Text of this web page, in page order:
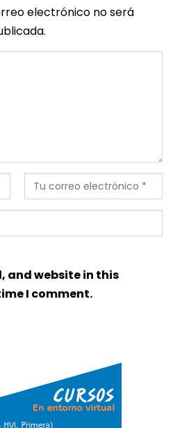
electrónico no será
and website in this
I comment.